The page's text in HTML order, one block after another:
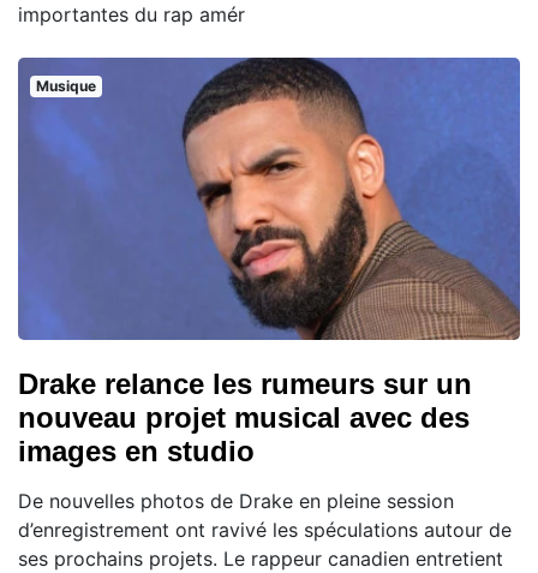
importantes du rap amér
Musique
Drake relance les rumeurs sur un
nouveau projet musical avec des
images en studio
De nouvelles photos de Drake en pleine session
d’enregistrement ont ravivé les spéculations autour de
ses prochains projets. Le rappeur canadien entretient